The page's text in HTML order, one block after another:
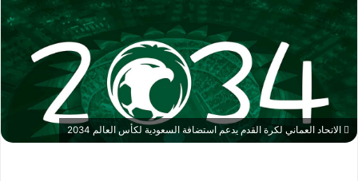
الاتحاد العماني لكرة القدم يدعم استضافة السعودية لكأس العالم 2034